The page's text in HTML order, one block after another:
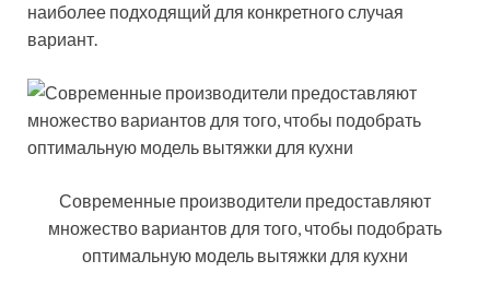
наиболее подходящий для конкретного случая
вариант.
Современные производители предоставляют
множество вариантов для того, чтобы подобрать
оптимальную модель вытяжки для кухни